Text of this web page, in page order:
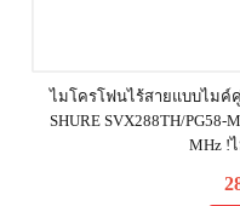
ไมโครโฟนไร้สายแบบไมค์
SHURE SVX288TH/PG58-
MHz !